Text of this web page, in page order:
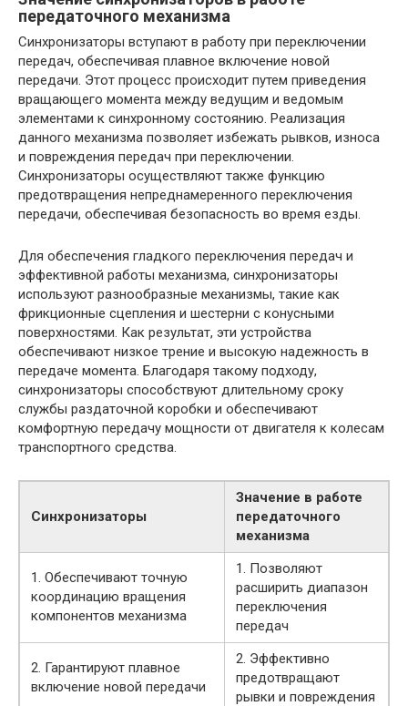
передаточного механизма
Синхронизаторы вступают в работу при переключении
передач, обеспечивая плавное включение новой
передачи. Этот процесс происходит путем приведения
вращающего момента между ведущим и ведомым
элементами к синхронному состоянию. Реализация
данного механизма позволяет избежать рывков, износа
и повреждения передач при переключении.
Синхронизаторы осуществляют также функцию
предотвращения непреднамеренного переключения
передачи, обеспечивая безопасность во время езды.
Для обеспечения гладкого переключения передач и
эффективной работы механизма, синхронизаторы
используют разнообразные механизмы, такие как
фрикционные сцепления и шестерни с конусными
поверхностями. Как результат, эти устройства
обеспечивают низкое трение и высокую надежность в
передаче момента. Благодаря такому подходу,
синхронизаторы способствуют длительному сроку
службы раздаточной коробки и обеспечивают
комфортную передачу мощности от двигателя к колесам
транспортного средства.
Синхронизаторы
Значение в работе
передаточного
механизма
1. Обеспечивают точную
координацию вращения
компонентов механизма
1. Позволяют
расширить диапазон
переключения
передач
2. Гарантируют плавное
включение новой передачи
2. Эффективно
предотвращают
рывки и повреждения